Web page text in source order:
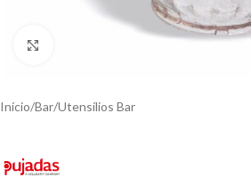
Início/Bar/Utensílios Bar